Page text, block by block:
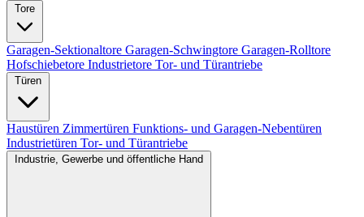
Garagen-Sektionaltore Garagen-Schwingtore Garagen-Rolltore
Hofschiebetore Industrietore Tor- und Türantriebe
Haustüren Zimmertüren Funktions- und Garagen-Nebentüren
Industrietüren Tor- und Türantriebe